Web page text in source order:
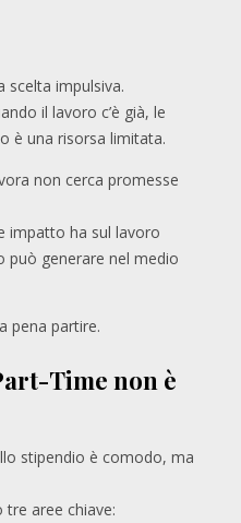
scelta impulsiva.
il lavoro c’è già, le
è una risorsa limitata.
non cerca promesse
impatto ha sul lavoro
può generare nel medio
pena partire.
Time non è
stipendio è comodo, ma
tre aree chiave: